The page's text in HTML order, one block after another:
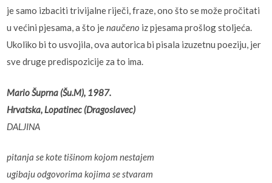
je samo izbaciti trivijalne riječi, fraze, ono što se može pročitati
u većini pjesama, a što jenaučeno iz pjesama prošlog stoljeća.
Ukoliko bi to usvojila, ova autorica bi pisala izuzetnu poeziju, jer
sve druge predispozicije za to ima.
Mario Šuprna (Šu.M), 1987.
Hrvatska, Lopatinec (Dragoslavec)
DALJINA
pitanja se kote tišinom kojom nestajem
ugibaju odgovorima kojima se stvaram